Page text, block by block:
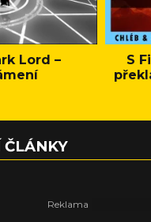
Lord –
S
ČLÁNKY